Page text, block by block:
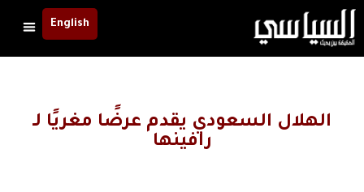
English
الهلال السعودي يقدم عرضًا مغريًا لـ
رافينها